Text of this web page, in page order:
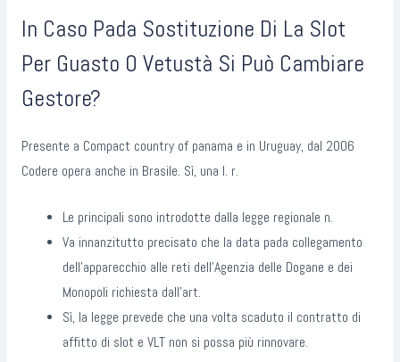
In Caso Pada Sostituzione Di La Slot
Per Guasto O Vetustà Si Può Cambiare
Gestore?
Presente a Compact country of panama e in Uruguay, dal 2006
Codere opera anche in Brasile. Sì, una l. r.
Le principali sono introdotte dalla legge regionale n.
Va innanzitutto precisato che la data pada collegamento
dell’apparecchio alle reti dell’Agenzia delle Dogane e dei
Monopoli richiesta dall’art.
Sì, la legge prevede che una volta scaduto il contratto di
affitto di slot e VLT non si possa più rinnovare.